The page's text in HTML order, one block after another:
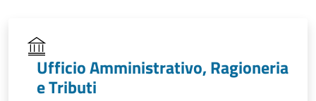
Ufficio Amministrativo, Ragioneria
e Tributi